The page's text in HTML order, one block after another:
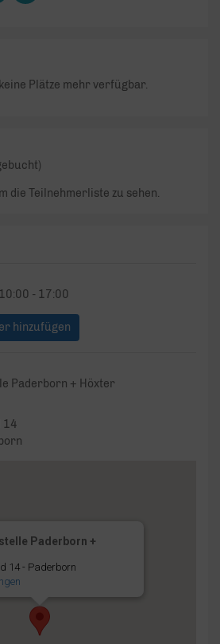
Plätze mehr verfügbar.
die Teilnehmerliste zu sehen.
- 17:00
hinzufügen
Paderborn + Höxter
14
Paderborn +
14 - Paderborn